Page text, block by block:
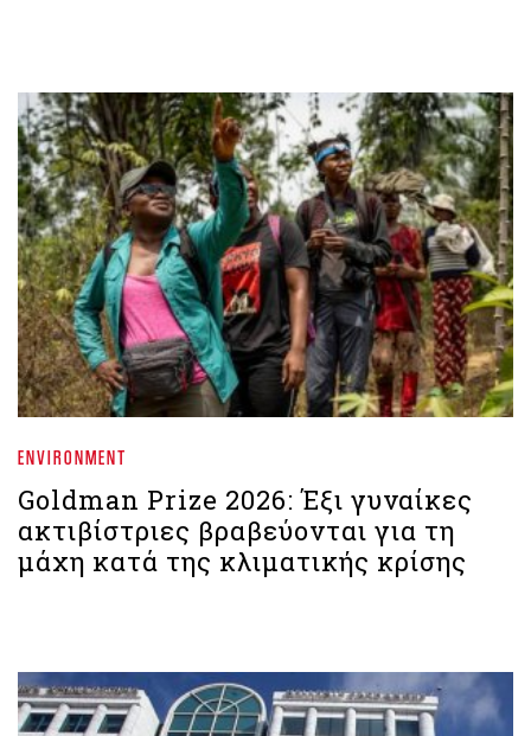
ENVIRONMENT
Goldman Prize 2026: Έξι γυναίκες
ακτιβίστριες βραβεύονται για τη
μάχη κατά της κλιματικής κρίσης